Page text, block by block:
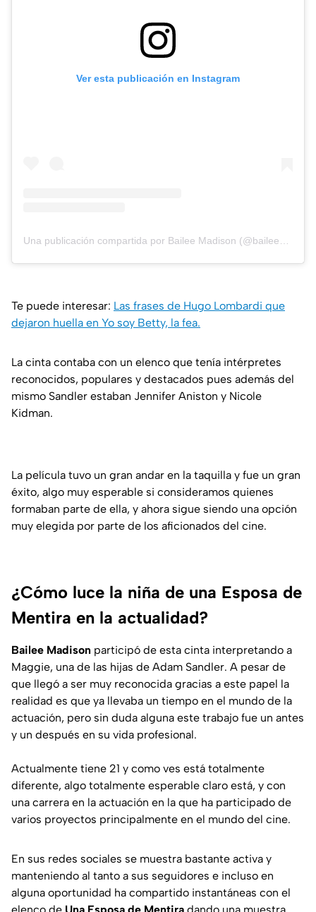
Ver esta publicación en Instagram
Te puede interesar: Las frases de Hugo Lombardi que
dejaron huella en Yo soy Betty, la fea.
La cinta contaba con un elenco que tenía intérpretes
reconocidos, populares y destacados pues además del
mismo Sandler estaban Jennifer Aniston y Nicole
Kidman.
La película tuvo un gran andar en la taquilla y fue un gran
éxito, algo muy esperable si consideramos quienes
formaban parte de ella, y ahora sigue siendo una opción
muy elegida por parte de los aficionados del cine.
¿Cómo luce la niña de una Esposa de
Mentira en la actualidad?
Bailee Madison participó de esta cinta interpretando a
Maggie, una de las hijas de Adam Sandler. A pesar de
que llegó a ser muy reconocida gracias a este papel la
realidad es que ya llevaba un tiempo en el mundo de la
actuación, pero sin duda alguna este trabajo fue un antes
y un después en su vida profesional.
Actualmente tiene 21 y como ves está totalmente
diferente, algo totalmente esperable claro está, y con
una carrera en la actuación en la que ha participado de
varios proyectos principalmente en el mundo del cine.
En sus redes sociales se muestra bastante activa y
manteniendo al tanto a sus seguidores e incluso en
alguna oportunidad ha compartido instantáneas con el